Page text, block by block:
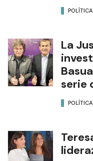
POLÍTICA
La
serie
POLÍTICA